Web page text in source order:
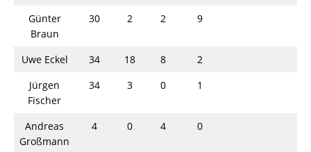
Günter
Braun
30 2 2 9
Uwe Eckel 34 18 8
2
Jürgen
Fischer
34 3 0 1
Andreas
Großmann
4 0 4 0